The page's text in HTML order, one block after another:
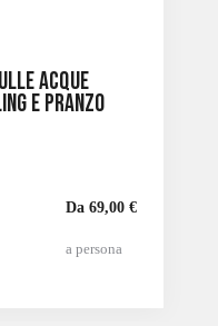
acque
e pranzo
Da 69,00 €
a persona